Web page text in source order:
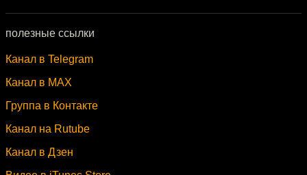
полезные ссылки
Канал в Telegram
Канал в MAX
Группа в Контакте
Канал на Rutube
Канал в Дзен